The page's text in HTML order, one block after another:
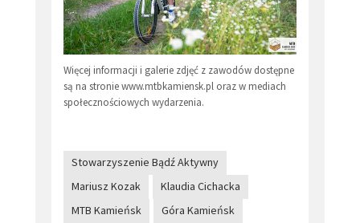
Więcej informacji i galerie zdjęć z zawodów dostępne
są na stronie www.mtbkamiensk.pl oraz w mediach
społecznościowych wydarzenia.
Stowarzyszenie Bądź Aktywny
Mariusz Kozak
Klaudia Cichacka
MTB Kamieńsk
Góra Kamieńsk